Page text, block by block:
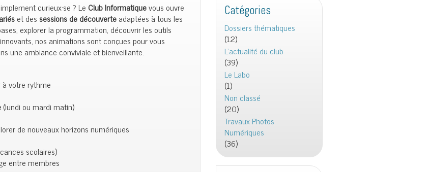
curieux·se ? Le Club Informatiquevous ouvre
et des sessions de découverteadaptées à tous les
explorer la programmation, découvrir les outils
nos animations sont conçues pour vous
une ambiance conviviale et bienveillante.
à votre rythme
(lundi ou mardi matin)
de nouveaux horizons numériques
scolaires)
entre membres
Catégories
Dossiers thématiques
(12)
L'actualité du club
(39)
Le Labo
(1)
Non classé
(20)
Travaux Photos
Numériques
(36)